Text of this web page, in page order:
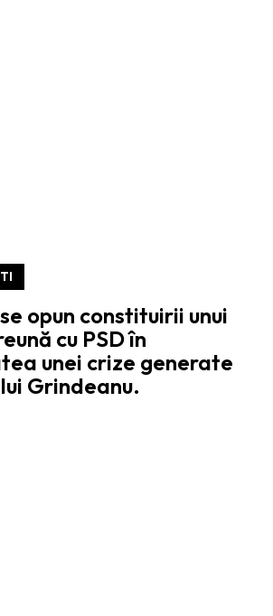
opun constituirii unui
cu PSD în
unei crize generate
Grindeanu.